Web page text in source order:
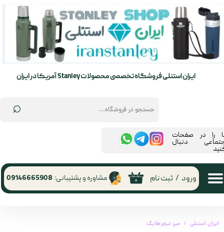
⌕
ایران استنلی فروشگاه تخصصی محصولات Stanley آمریکا در ایران
۰ ورود / ثبت نام
حساب کاربری من
تغییر گذر واژه
مشاوره و پشتیبانی: 09146665908
را در صفحات
دنبال
ایران استنلی میز نیچرهایک